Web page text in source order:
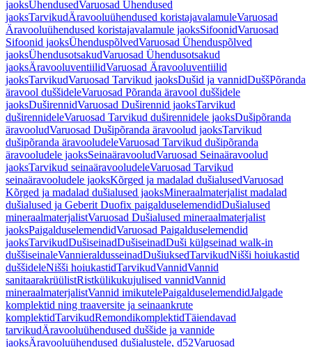
jaoksÜhendusedVaruosad Ühendused
jaoksTarvikudÄravooluühendused koristajavalamuleVaruosad
Äravooluühendused koristajavalamule jaoksSifoonidVaruosad
Sifoonid jaoksÜhenduspõlvedVaruosad Ühenduspõlved
jaoksÜhendusotsakudVaruosad Ühendusotsakud
jaoksÄravooluventiilidVaruosad Äravooluventiilid
jaoksTarvikudVaruosad Tarvikud jaoksDušid ja vannidDuššPõranda
äravool duššideleVaruosad Põranda äravool duššidele
jaoksDuširennidVaruosad Duširennid jaoksTarvikud
duširennideleVaruosad Tarvikud duširennidele jaoksDušipõranda
äravooludVaruosad Dušipõranda äravoolud jaoksTarvikud
dušipõranda äravooludeleVaruosad Tarvikud dušipõranda
äravooludele jaoksSeinaäravooludVaruosad Seinaäravoolud
jaoksTarvikud seinaäravooludeleVaruosad Tarvikud
seinaäravooludele jaoksKõrged ja madalad dušialusedVaruosad
Kõrged ja madalad dušialused jaoksMineraalmaterjalist madalad
dušialused ja Geberit Duofix paigalduselemendidDušialused
mineraalmaterjalistVaruosad Dušialused mineraalmaterjalist
jaoksPaigalduselemendidVaruosad Paigalduselemendid
jaoksTarvikudDušiseinadDušiseinadDuši külgseinad walk-in
duššiseinaleVannieraldusseinadDušiuksedTarvikudNišši hoiukastid
duššideleNišši hoiukastidTarvikudVannidVannid
sanitaarakrüülistRistkülikukujulised vannidVannid
mineraalmaterjalistVannid imikutelePaigalduselemendidJalgade
komplektid ning traaversite ja seinaankrute
komplektidTarvikudRemondikomplektidTäiendavad
tarvikudÄravooluühendused duššide ja vannide
jaoksÄravooluühendused dušialustele, d52Varuosad